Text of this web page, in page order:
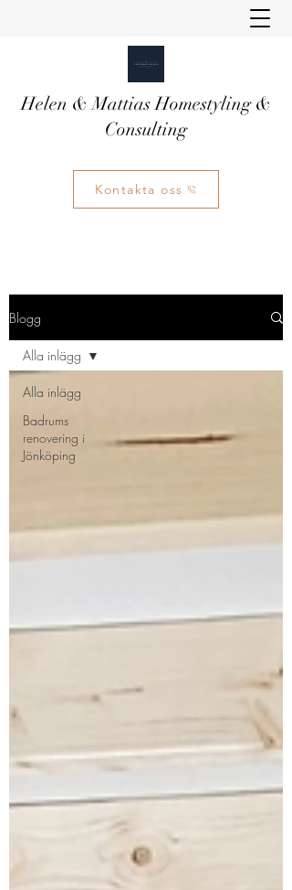
Helen & Mattias Homestyling &
Consulting
Kontakta oss
Blogg
Alla inlägg
Badrums
renovering i
Jönköping
Alla inlägg